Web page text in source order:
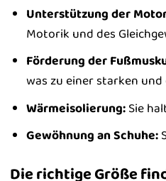
Unterstützung der
Motorik und des
Förderung der
was zu einer starken
Wärmeisolierung:Sie
Gewöhnung an Schuhe:
Die richtige Größe